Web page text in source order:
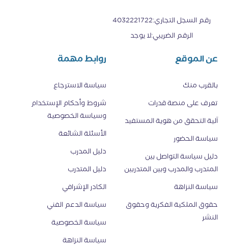
رقم السجل التجاري:
4032221722
الرقم الضريبي:لا يوجد
عن الموقع
بالقرب منك
تعرف على منصة قدرات
اَلية التحقق من هوية المستفيد
سياسة الحضور
دليل سياسة التواصل بين
المتدرب والمدرب وبين المتدربين
سياسة النزاهة
حقوق الملكية الفكرية وحقوق
النشر
روابط مهمة
سياسة الاسترجاع
شروط وأحكام الإستخدام
وسياسة الخصوصية
الأسئلة الشائعة
دليل المدرب
دليل المتدرب
الكادر الإشرافي
سياسة الدعم الفني
سياسة الخصوصية
سياسة النزاهة